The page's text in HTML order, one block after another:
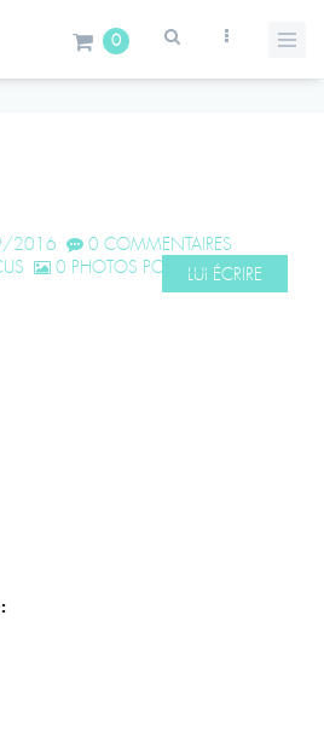
0
2016
0 COMMENTAIRES
0 PHOTOS POSTÉESLUI ÉCRIRE